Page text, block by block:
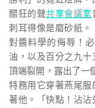
醋狂的聲共享會議室
刺耳得像是磨砂紙
對醬料學的侮辱！
油，以及百分之九
頂端裂開，露出了一
特務用它穿著燕尾
著他。「快點！沾